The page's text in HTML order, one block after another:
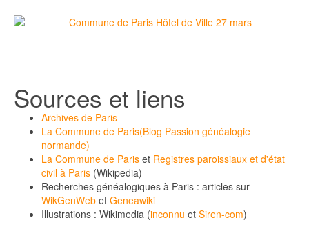
Sources et liens
Archives de Paris
La Commune de Paris(Blog Passion généalogie
normande)
La Commune de Paris et Registres paroissiaux et d'état
civil à Paris (Wikipedia)
Recherches généalogiques à Paris : articles sur
WikGenWeb et Geneawiki
Illustrations : Wikimedia (inconnu et Siren-com)